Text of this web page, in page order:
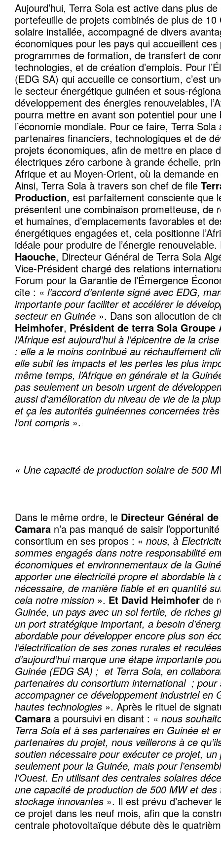
Aujourd’hui, Terra Sola est active dans plus
portefeuille de projets combinés de plus de 10
solaire installée, accompagné de divers
économiques pour les pays qui accueillent
programmes de formation, de transfert de
technologies, et de création d’emplois. Pour
(EDG SA) qui accueille ce consortium, c’est
le secteur énergétique guinéen et sous-
développement des énergies renouvelables,
pourra mettre en avant son potentiel pour une
l’économie mondiale. Pour ce faire, Terra Sola
partenaires financiers, technologiques et de
projets économiques, afin de mettre en place
électriques zéro carbone à grande échelle,
Afrique et au Moyen-Orient, où la demande
Ainsi, Terra Sola à travers son chef de file
Production, est parfaitement consciente que
présentent une combinaison prometteuse, de
et humaines, d’emplacements favorables et
énergétiques engagées et, cela positionne
idéale pour produire de l’énergie
Haouche, Directeur Général de Terra Sola
Vice-Président chargé des relations
Forum pour la Garantie de l’Émergence
cite : « l’accord d’entente signé avec EDG,
importante pour faciliter et accélérer le
secteur en Guinée ». Dans son allocution de
Heimhofer, Président de terra Sola Groupe
l’Afrique est aujourd’hui à l’épicentre de la
: elle a le moins contribué au réchauffement
elle subit les impacts et les pertes les plus
même temps, l’Afrique en générale et la
pas seulement un besoin urgent de
aussi d’amélioration du niveau de vie de la
et ça les autorités guinéennes concernées
l’ont compris ».
« Une capacité de production solaire de 500
Dans le même ordre, le Directeur Général de
Camara n’a pas manqué de saisir
consortium en ses propos : « nous, à
sommes engagés dans notre responsabilité
économiques et environnementaux de la
apporter une électricité propre et abordable là
nécessaire, de manière fiable et en quantité
cela notre mission ». Et David Heimhofer de
Guinée, un pays avec un sol fertile, de riches
un port stratégique important, a besoin
abordable pour développer encore plus son
l’électrification de ses zones rurales et
d’aujourd’hui marque une étape importante
Guinée (EDG SA) ; et Terra Sola, en
partenaires du consortium international ; pour
accompagner ce développement industriel en
hautes technologies ». Après le rituel de
Camara a poursuivi en disant : « nous
Terra Sola et à ses partenaires en Guinée et
partenaires du projet, nous veillerons à ce
soutien nécessaire pour exécuter ce projet,
seulement pour la Guinée, mais pour
l’Ouest. En utilisant des centrales solaires
une capacité de production de 500 MW et des
stockage innovantes ». Il est prévu d’achever
ce projet dans les neuf mois, afin que la
centrale photovoltaïque débute dès le